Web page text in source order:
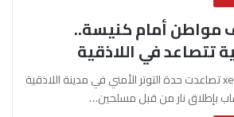
مواطن أمام كنيسة..
تتصاعد في اللاذقية
سوز خليل ـ xeber24.net تصاعدت حدة التوتر الأمني في مدينة اللاذقية
بإطلاق نار من قبل مسلحين…